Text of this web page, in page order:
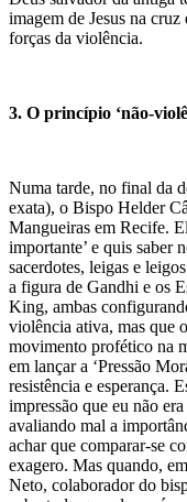
imagem de Jesus na cruz
forças da violência.
3. O princípio ‘não-
Numa tarde, no final da
exata), o Bispo Helder
Mangueiras em Recife.
importante’ e quis saber
sacerdotes, leigas e
a figura de Gandhi e os
King, ambas
violência ativa, mas que
movimento profético na
em lançar a ‘Pressão
resistência e esperança.
impressão que eu não
avaliando mal a
achar que comparar-se
exagero. Mas quando,
Neto, colaborador do